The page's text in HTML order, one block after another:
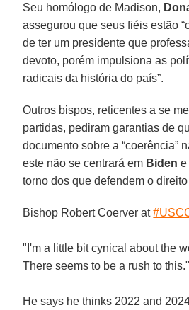
Seu homólogo de Madison,
assegurou que seus fiéis estão
de ter um presidente que
devoto, porém impulsiona as
radicais da história do país”.
Outros bispos, reticentes a se
partidas, pediram garantias de
documento sobre a “coerência”
este não se centrará em Biden e
torno dos que defendem o
Bishop Robert Coerver at
"I'm a little bit cynical about the
There seems to be a rush to this."
He says he thinks 2022 and